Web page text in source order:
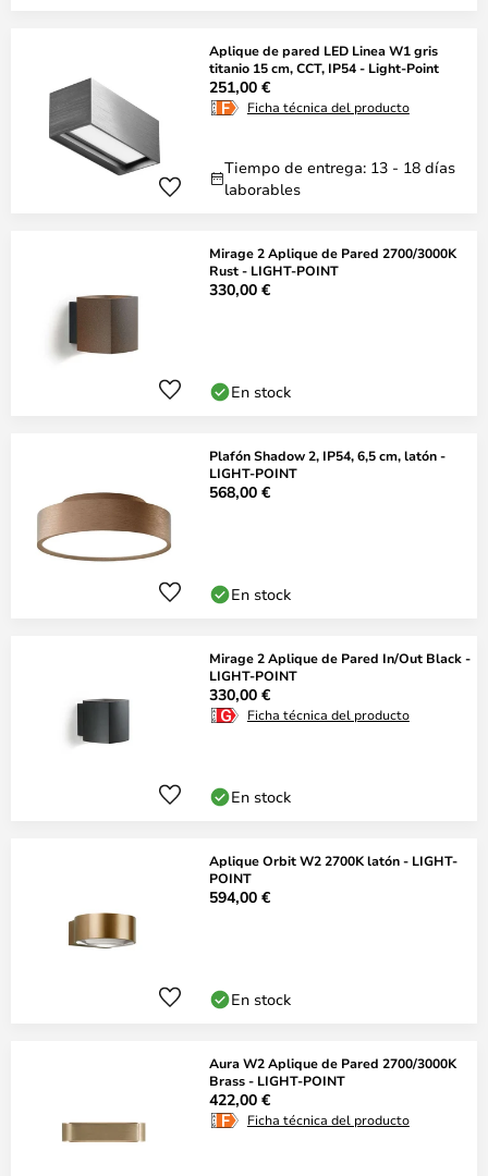
Aplique de pared LED Linea W1 gris
titanio 15 cm, CCT, IP54 - Light-Point
251,00 €
Ficha técnica del producto
Tiempo de entrega: 13 - 18 días
laborables
Mirage 2 Aplique de Pared 2700/3000K
Rust - LIGHT-POINT
330,00 €
En stock
Plafón Shadow 2, IP54, 6,5 cm, latón -
LIGHT-POINT
568,00 €
En stock
Mirage 2 Aplique de Pared In/Out Black -
LIGHT-POINT
330,00 €
Ficha técnica del producto
En stock
Aplique Orbit W2 2700K latón - LIGHT-
POINT
594,00 €
En stock
Aura W2 Aplique de Pared 2700/3000K
Brass - LIGHT-POINT
422,00 €
Ficha técnica del producto